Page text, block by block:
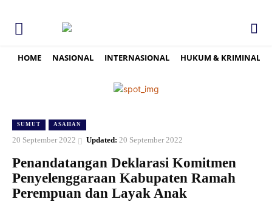
HOME NASIONAL INTERNASIONAL HUKUM & KRIMINAL
SUMUT ASAHAN
20 September 2022 Updated: 20 September 2022
Penandatangan Deklarasi Komitmen
Penyelenggaraan Kabupaten Ramah
Perempuan dan Layak Anak